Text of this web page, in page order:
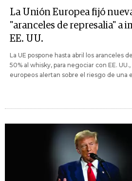
La Unión Europea fijó
"aranceles de represalia" a
EE. UU.
La UE pospone hasta abril los aranceles
50% al whisky, para negociar con EE.
europeos alertan sobre el riesgo de una